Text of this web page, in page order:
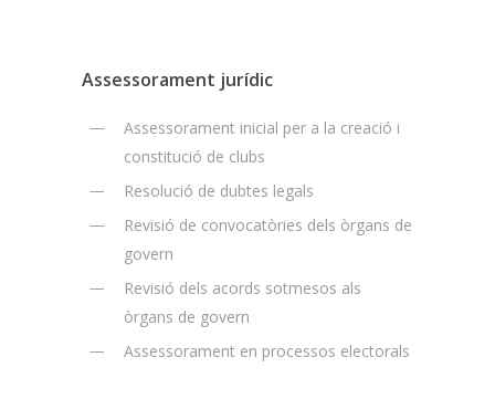
Assessorament jurídic
Assessorament inicial per a la creació i
constitució de clubs
Resolució de dubtes legals
Revisió de convocatòries dels òrgans de
govern
Revisió dels acords sotmesos als
òrgans de govern
Assessorament en processos electorals